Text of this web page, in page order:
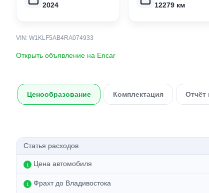
2024 12279 км
VIN: W1KLF5AB4RA074933
Открыть объявление на Encar
Ценообразование Комплектация Отчёт
Статья расходов
Цена автомобиля
Фрахт до Владивостока